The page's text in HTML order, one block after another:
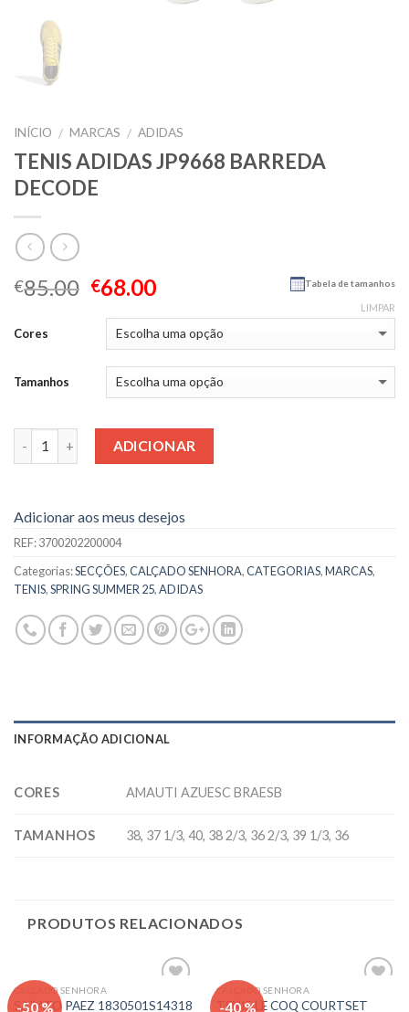
INÍCIO / MARCAS / ADIDAS
TENIS ADIDAS JP9668 BARREDA
DECODE
€85.00 €68.00 Tabela de tamanhos
Cores
Tamanhos
LIMPAR
Quantidade ADICIONAR
Adicionar aos meus desejos
REF:3700202200004
Categorias:SECÇÕES,CALÇADO SENHORA,CATEGORIAS,MARCAS,
TENIS,SPRING SUMMER 25,ADIDAS
INFORMAÇÃO ADICIONAL
CORES AMAUTI AZUESC BRAESB
TAMANHOS 38, 37 1/3, 40, 38 2/3, 36 2/3, 39 1/3, 36
PRODUTOS RELACIONADOS
-50 %
CALÇADO SENHORA
SAPATO PAEZ 1830501S14318
-40 %
CALÇADO SENHORA
TENIS LE COQ COURTSET